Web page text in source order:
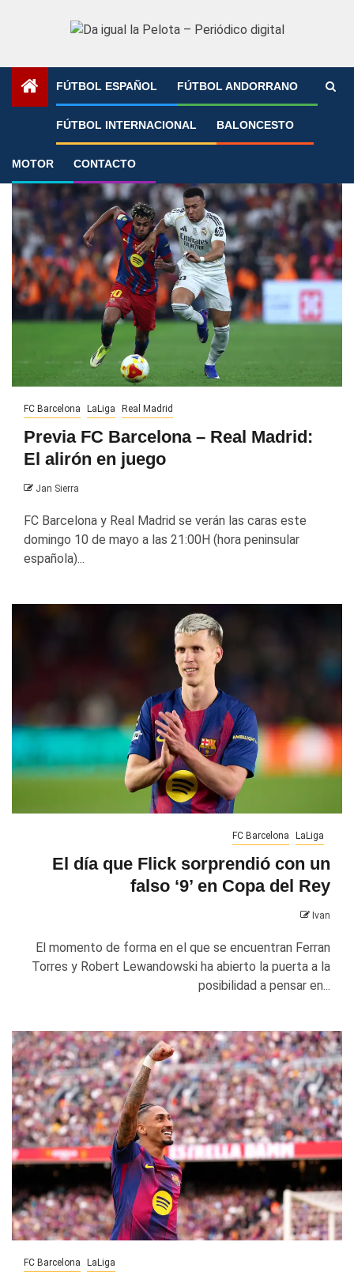
FÚTBOL ESPAÑOL FÚTBOL ANDORRANO
FÚTBOL INTERNACIONAL BALONCESTO
MOTOR CONTACTO
»
Flick
FC Barcelona LaLiga Real Madrid
Previa FC Barcelona – Real Madrid:
El alirón en juego
Jan Sierra
FC Barcelona y Real Madrid se verán las caras este
domingo 10 de mayo a las 21:00H (hora peninsular
española)...
FC Barcelona LaLiga
El día que Flick sorprendió con un
falso ‘9’ en Copa del Rey
Ivan
El momento de forma en el que se encuentran Ferran
Torres y Robert Lewandowski ha abierto la puerta a la
posibilidad a pensar en...
FC Barcelona LaLiga